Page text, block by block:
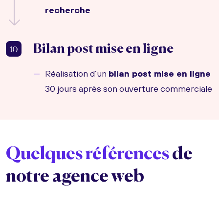
recherche
10 Bilan post mise en ligne
Réalisation d’un bilan post mise en ligne
30 jours après son ouverture commerciale
Quelques référencesde
notre agence web